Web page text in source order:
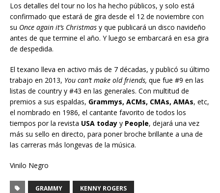
Los detalles del tour no los ha hecho públicos, y solo está
confirmado que estará de gira desde el 12 de noviembre con
su Once again it’s Christmas y que publicará un disco navideño
antes de que termine el año. Y luego se embarcará en esa gira
de despedida.
El texano lleva en activo más de 7 décadas, y publicó su último
trabajo en 2013, You can’t make old friends, que fue #9 en las
listas de country y #43 en las generales. Con multitud de
premios a sus espaldas, Grammys, ACMs, CMAs, AMAs, etc,
el nombrado en 1986, el cantante favorito de todos los
tiempos por la revista USA today y People, dejará una vez
más su sello en directo, para poner broche brillante a una de
las carreras más longevas de la música.
Vinilo Negro
GRAMMY KENNY ROGERS